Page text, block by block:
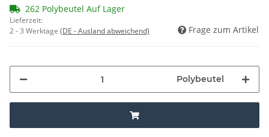
262 Polybeutel Auf Lager
Lieferzeit:
2 - 3 Werktage (DE - Ausland abweichend) Frage zum Artikel
Polybeutel